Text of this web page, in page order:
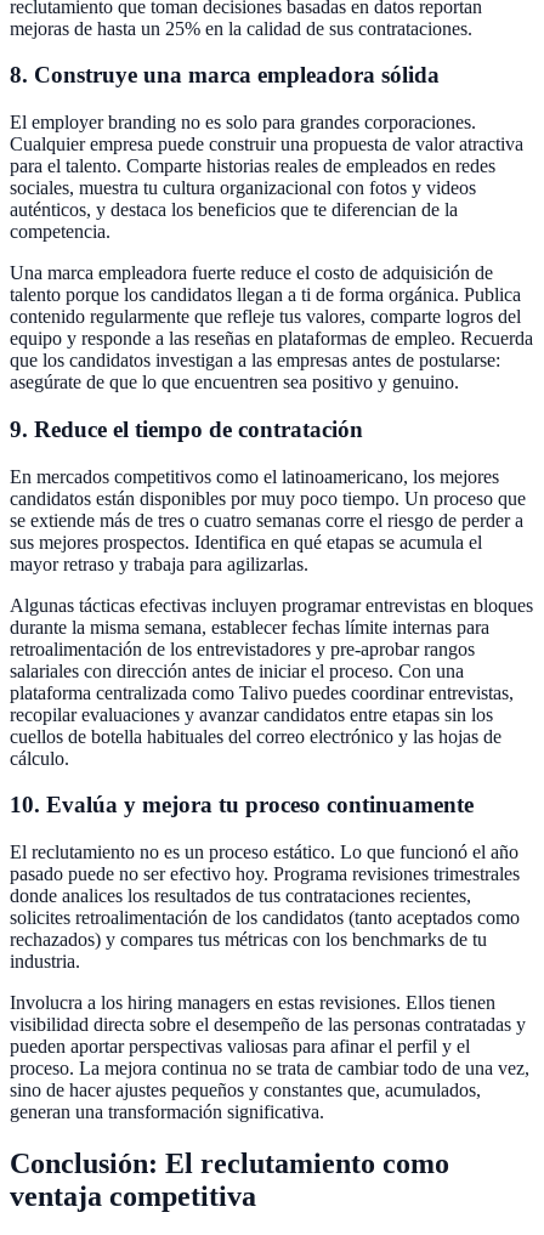
reclutamiento que toman decisiones basadas en datos reportan
mejoras de hasta un 25% en la calidad de sus contrataciones.
8. Construye una marca empleadora sólida
El employer branding no es solo para grandes corporaciones.
Cualquier empresa puede construir una propuesta de valor atractiva
para el talento. Comparte historias reales de empleados en redes
sociales, muestra tu cultura organizacional con fotos y videos
auténticos, y destaca los beneficios que te diferencian de la
competencia.
Una marca empleadora fuerte reduce el costo de adquisición de
talento porque los candidatos llegan a ti de forma orgánica. Publica
contenido regularmente que refleje tus valores, comparte logros del
equipo y responde a las reseñas en plataformas de empleo. Recuerda
que los candidatos investigan a las empresas antes de postularse:
asegúrate de que lo que encuentren sea positivo y genuino.
9. Reduce el tiempo de contratación
En mercados competitivos como el latinoamericano, los mejores
candidatos están disponibles por muy poco tiempo. Un proceso que
se extiende más de tres o cuatro semanas corre el riesgo de perder a
sus mejores prospectos. Identifica en qué etapas se acumula el
mayor retraso y trabaja para agilizarlas.
Algunas tácticas efectivas incluyen programar entrevistas en bloques
durante la misma semana, establecer fechas límite internas para
retroalimentación de los entrevistadores y pre-aprobar rangos
salariales con dirección antes de iniciar el proceso. Con una
plataforma centralizada como Talivo puedes coordinar entrevistas,
recopilar evaluaciones y avanzar candidatos entre etapas sin los
cuellos de botella habituales del correo electrónico y las hojas de
cálculo.
10. Evalúa y mejora tu proceso continuamente
El reclutamiento no es un proceso estático. Lo que funcionó el año
pasado puede no ser efectivo hoy. Programa revisiones trimestrales
donde analices los resultados de tus contrataciones recientes,
solicites retroalimentación de los candidatos (tanto aceptados como
rechazados) y compares tus métricas con los benchmarks de tu
industria.
Involucra a los hiring managers en estas revisiones. Ellos tienen
visibilidad directa sobre el desempeño de las personas contratadas y
pueden aportar perspectivas valiosas para afinar el perfil y el
proceso. La mejora continua no se trata de cambiar todo de una vez,
sino de hacer ajustes pequeños y constantes que, acumulados,
generan una transformación significativa.
Conclusión: El reclutamiento como
ventaja competitiva